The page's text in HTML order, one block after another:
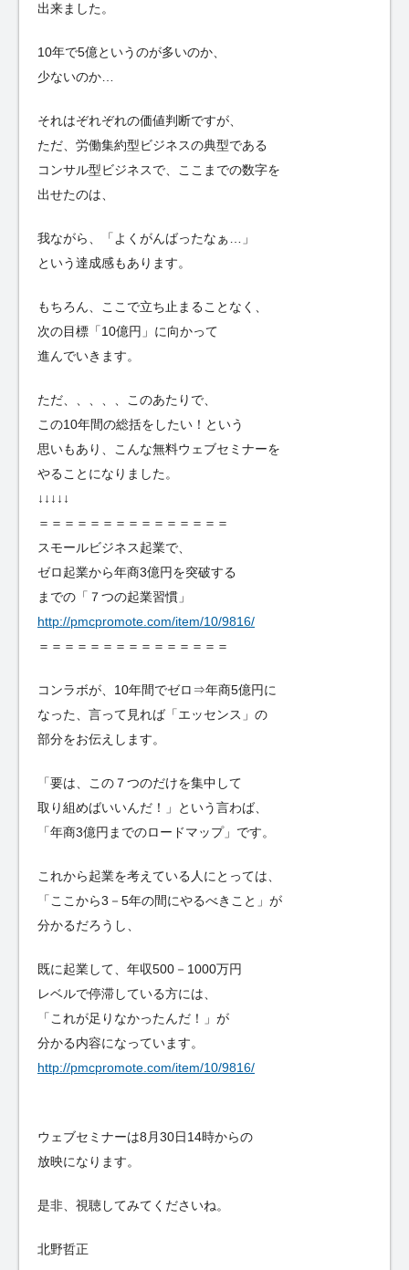
出来ました。
10年で5億というのが多いのか、
少ないのか…
それはぞれぞれの価値判断ですが、
ただ、労働集約型ビジネスの典型である
コンサル型ビジネスで、ここまでの数字を
出せたのは、
我ながら、「よくがんばったなぁ…」
という達成感もあります。
もちろん、ここで立ち止まることなく、
次の目標「10億円」に向かって
進んでいきます。
ただ、、、、、このあたりで、
この10年間の総括をしたい！という
思いもあり、こんな無料ウェブセミナーを
やることになりました。
↓↓↓↓↓
＝＝＝＝＝＝＝＝＝＝＝＝＝＝＝
スモールビジネス起業で、
ゼロ起業から年商3億円を突破する
までの「７つの起業習慣」
http://pmcpromote.com/item/10/9816/
＝＝＝＝＝＝＝＝＝＝＝＝＝＝＝
コンラボが、10年間でゼロ⇒年商5億円に
なった、言って見れば「エッセンス」の
部分をお伝えします。
「要は、この７つのだけを集中して
取り組めばいいんだ！」という言わば、
「年商3億円までのロードマップ」です。
これから起業を考えている人にとっては、
「ここから3－5年の間にやるべきこと」が
分かるだろうし、
既に起業して、年収500－1000万円
レベルで停滞している方には、
「これが足りなかったんだ！」が
分かる内容になっています。
http://pmcpromote.com/item/10/9816/
ウェブセミナーは8月30日14時からの
放映になります。
是非、視聴してみてくださいね。
北野哲正